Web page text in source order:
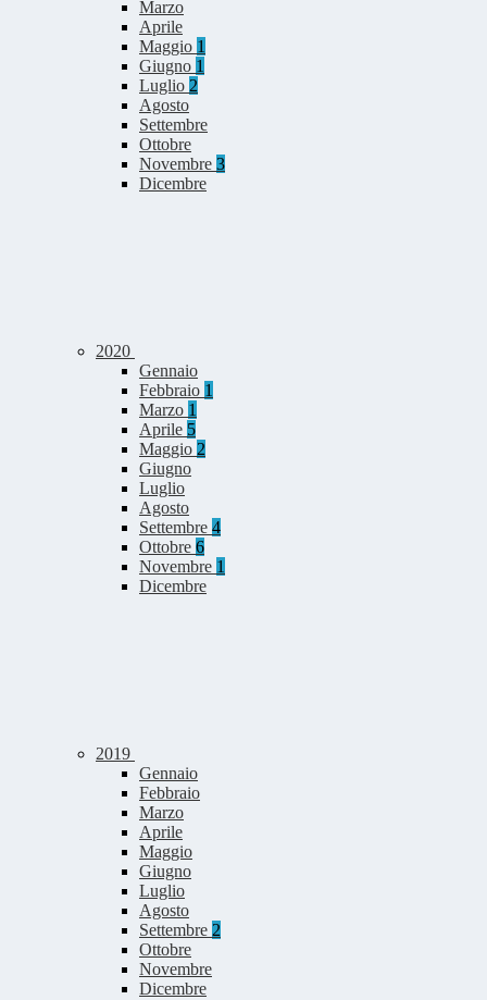
Marzo
Aprile
Maggio 1
Giugno 1
Luglio 2
Agosto
Settembre
Ottobre
Novembre 3
Dicembre
2020
Gennaio
Febbraio 1
Marzo 1
Aprile 5
Maggio 2
Giugno
Luglio
Agosto
Settembre 4
Ottobre 6
Novembre 1
Dicembre
2019
Gennaio
Febbraio
Marzo
Aprile
Maggio
Giugno
Luglio
Agosto
Settembre 2
Ottobre
Novembre
Dicembre